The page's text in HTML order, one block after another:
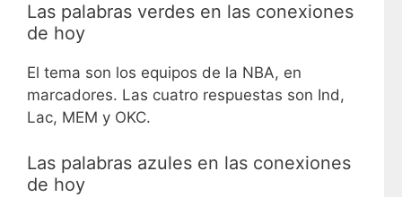
Las palabras verdes en las conexiones
de hoy
El tema son los equipos de la NBA, en
marcadores. Las cuatro respuestas son Ind,
Lac, MEM y OKC.
Las palabras azules en las conexiones
de hoy